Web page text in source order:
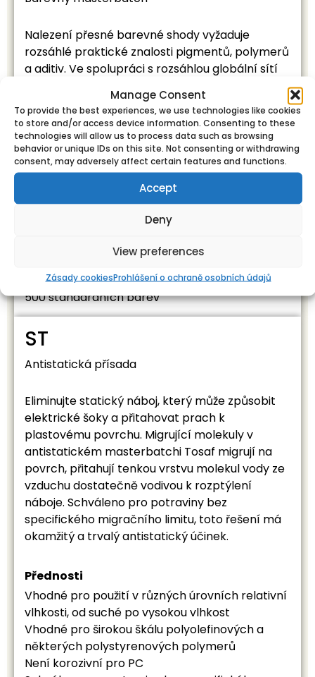
Manage Consent
To provide the best experiences, we use technologies like cookies
to store and/or access device information. Consenting to these
technologies will allow us to process data such as browsing
behavior or unique IDs on this site. Not consenting or withdrawing
consent, may adversely affect certain features and functions.
Accept
Deny
View preferences
Zásady cookiesProhlášení o ochraně osobních údajů
Nalezení přesné barevné shody vyžaduje
rozsáhlé praktické znalosti pigmentů, polymerů
a aditiv. Ve spolupráci s rozsáhlou globální sítí
odborníci společnosti Tosaf technickou
kompetenci k vytváření komplexních barev pro
použití prakticky v jakémkoliv polymeru, v řadě
aplikací, napříč různými průmyslovými
odvětvími.
Přednosti
Podpora rozsáhlým technickým know-how
Komplexní barvy pro použití prakticky ve všech
Objednávky již od 1 kg pro kteroukoliv z našich
500 standardních barev
ST
Antistatická přísada
Eliminujte statický náboj, který může způsobit
elektrické šoky a přitahovat prach k
plastovému povrchu. Migrující molekuly v
antistatickém masterbatchi Tosaf migrují na
povrch, přitahují tenkou vrstvu molekul vody ze
vzduchu dostatečně vodivou k rozptýlení
náboje. Schváleno pro potraviny bez
specifického migračního limitu, toto řešení má
okamžitý a trvalý antistatický účinek.
Přednosti
Vhodné pro použití v různých úrovních relativní
vlhkosti, od suché po vysokou vlhkost
Vhodné pro širokou škálu polyolefinových a
některých polystyrenových polymerů
Není korozivní pro PC